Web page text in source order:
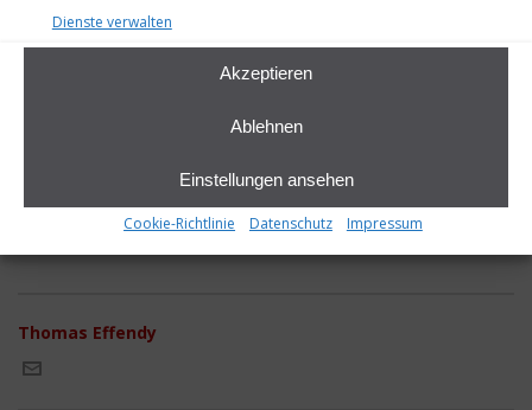
Dienste verwalten
Akzeptieren
Ablehnen
Einstellungen ansehen
Cookie-Richtlinie Datenschutz Impressum
Thomas Effendy